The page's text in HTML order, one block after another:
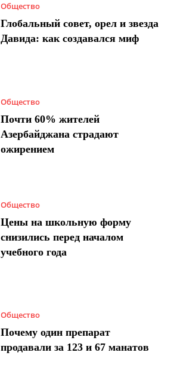
Общество
Глобальный совет, орел и звезда
Давида: как создавался миф
Общество
Почти 60% жителей
Азербайджана страдают
ожирением
Общество
Цены на школьную форму
снизились перед началом
учебного года
Общество
Почему один препарат
продавали за 123 и 67 манатов